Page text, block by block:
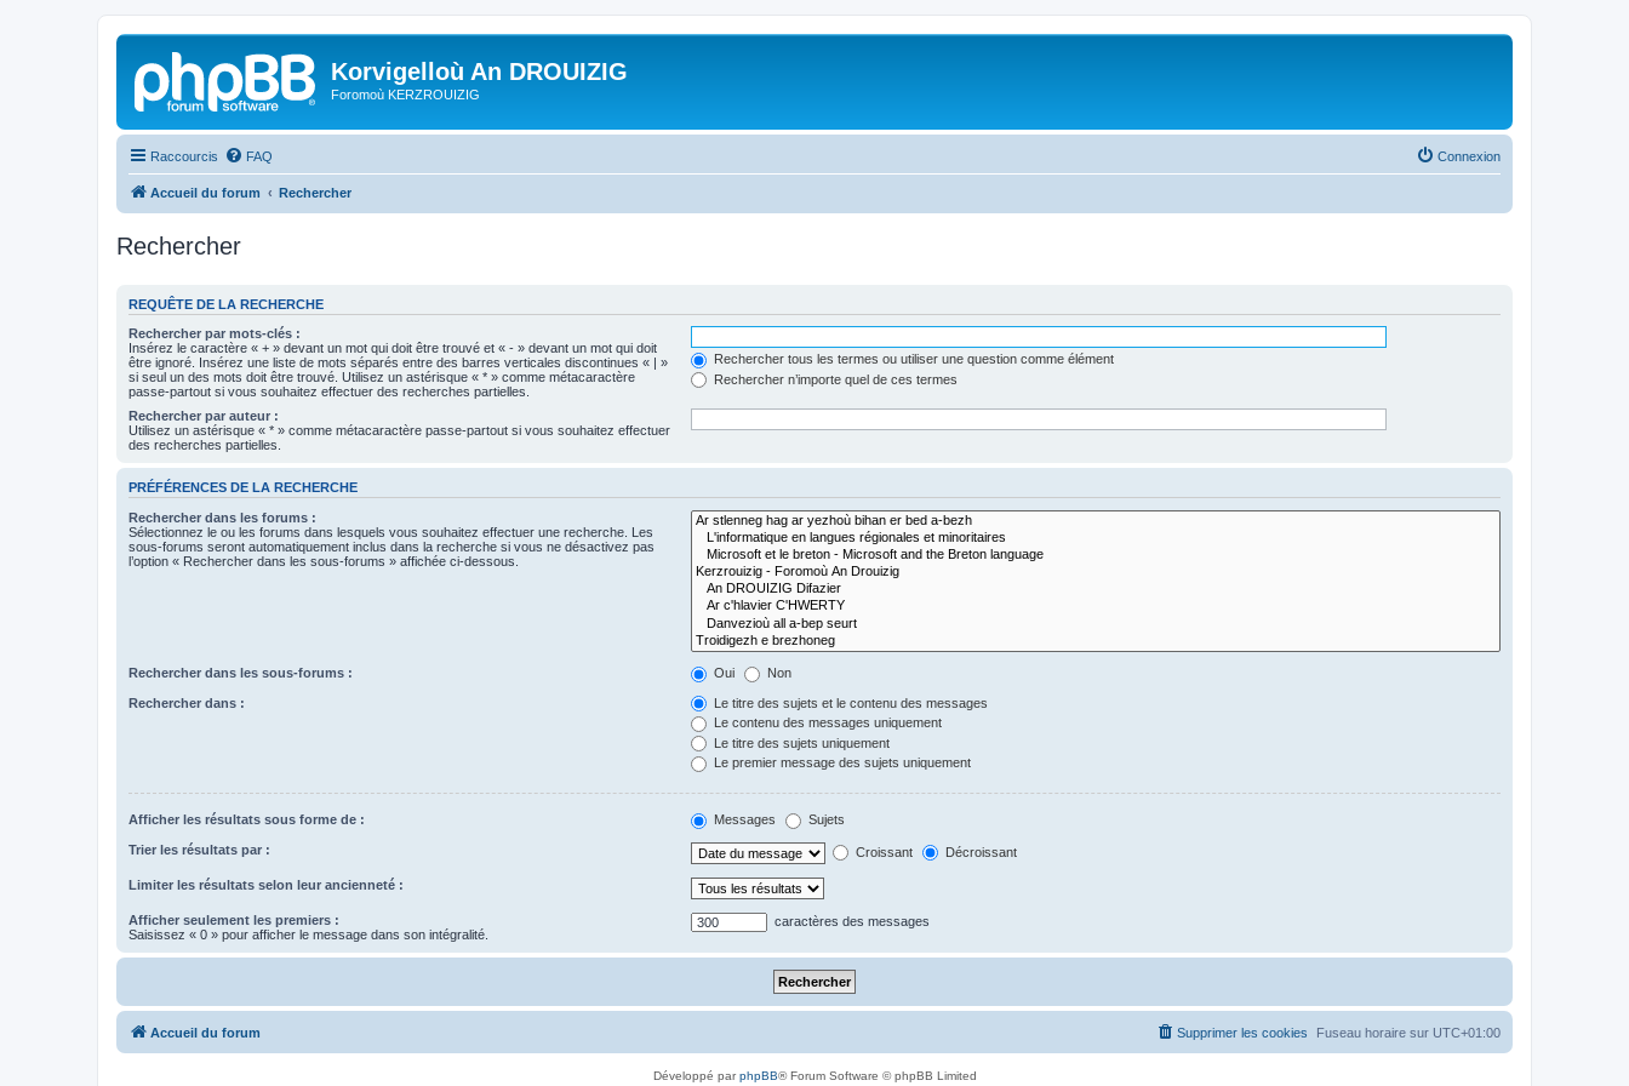
Korvigelloù An DROUIZIG
Foromoù KERZROUIZIG
Raccourcis FAQ Connexion
Accueil du forum Rechercher
Rechercher
REQUÊTE DE LA RECHERCHE
Rechercher par mots-clés :
Insérez le caractère « + » devant un mot qui doit être trouvé et « - » devant un mot qui doit
être ignoré. Insérez une liste de mots séparés entre des barres verticales discontinues « | »
si seul un des mots doit être trouvé. Utilisez un astérisque « * » comme métacaractère
passe-partout si vous souhaitez effectuer des recherches partielles.
Rechercher tous les termes ou utiliser une question comme élément
Rechercher n’importe quel de ces termes
Rechercher par auteur :
Utilisez un astérisque « * » comme métacaractère passe-partout si vous souhaitez effectuer
des recherches partielles.
PRÉFÉRENCES DE LA RECHERCHE
Rechercher dans les forums :
Sélectionnez le ou les forums dans lesquels vous souhaitez effectuer une recherche. Les
sous-forums seront automatiquement inclus dans la recherche si vous ne désactivez pas
l’option « Rechercher dans les sous-forums » affichée ci-dessous.
Rechercher dans les sous-forums : Oui Non
Rechercher dans :
Le titre des sujets et le contenu des messages
Le contenu des messages uniquement
Le titre des sujets uniquement
Le premier message des sujets uniquement
Afficher les résultats sous forme de : Messages Sujets
Trier les résultats par : Croissant Décroissant
Limiter les résultats selon leur ancienneté :
Afficher seulement les premiers :
Saisissez « 0 » pour afficher le message dans son intégralité.
caractères des messages
Accueil du forum Fuseau horaire sur UTC+01:00
Supprimer les cookies
Développé parphpBB® Forum Software © phpBB Limited